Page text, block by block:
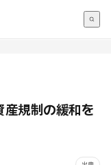
産規制の緩和を